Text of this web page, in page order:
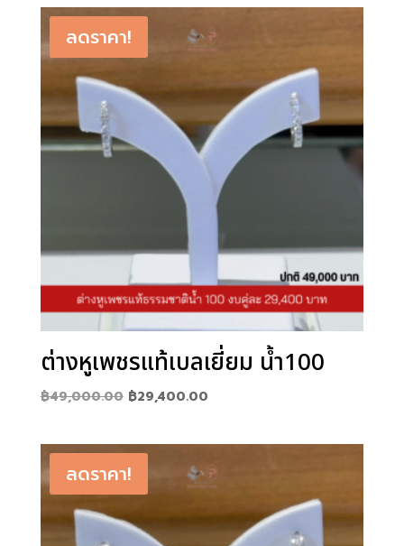
ลดราคา!
ต่างหูเพชรแท้เบลเยี่ยม น้ำ100
฿49,000.00 Original
฿49,000.00.
฿29,400.00Current
ลดราคา!